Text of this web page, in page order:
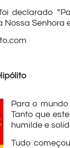
declarado
Senhora
Para o
Tanto que
humilde e
Tudo